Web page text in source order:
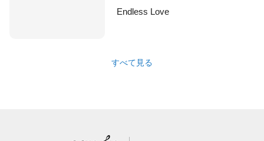
Endless Love
すべて見る